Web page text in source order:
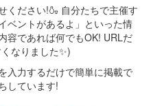
ください!🍶 自分たちで主催す
ベントがあるよ」といった情
容であれば何でもOK! URLだ
なりました✨)
入力するだけで簡単に掲載で
しています!